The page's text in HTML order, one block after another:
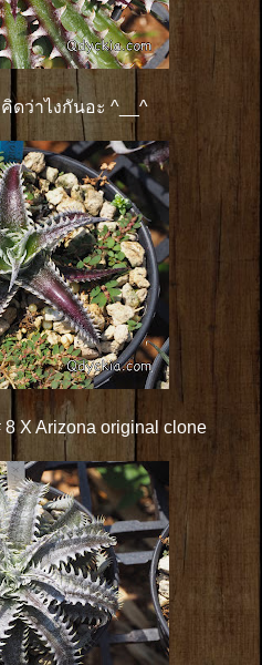
ดว่าไงกันอะ ^__^
X Arizona original clone